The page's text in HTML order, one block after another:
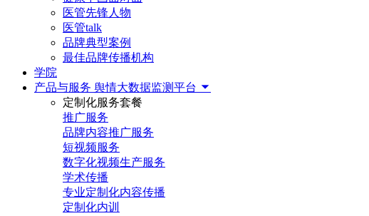
医管先锋人物
医管talk
品牌典型案例
最佳品牌传播机构
学院
产品与服务 舆情大数据监测平台
定制化服务套餐
推广服务
品牌内容推广服务
短视频服务
数字化视频生产服务
学术传播
专业定制化内容传播
定制化内训